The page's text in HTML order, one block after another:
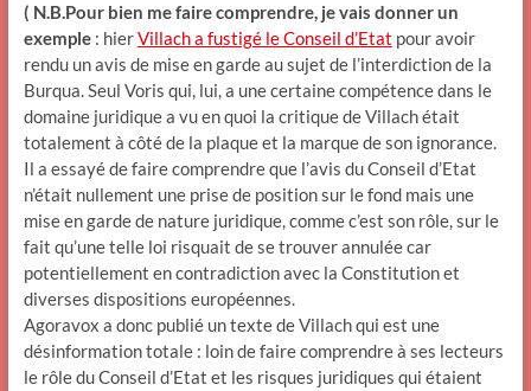
( N.B.Pour bien me faire comprendre, je vais donner un
exemple: hierVillach a fustigé le Conseil d’Etat pour avoir
rendu un avis de mise en garde au sujet de l’interdiction de la
Burqua. Seul Voris qui, lui, a une certaine compétence dans le
domaine juridique a vu en quoi la critique de Villach était
totalement à côté de la plaque et la marque de son ignorance.
Il a essayé de faire comprendre que l’avis du Conseil d’Etat
n’était nullement une prise de position sur le fond mais une
mise en garde de nature juridique, comme c’est son rôle, sur le
fait qu’une telle loi risquait de se trouver annulée car
potentiellement en contradiction avec la Constitution et
diverses dispositions européennes.
Agoravox a donc publié un texte de Villach qui est une
désinformation totale : loin de faire comprendre à ses lecteurs
le rôle du Conseil d’Etat et les risques juridiques qui étaient